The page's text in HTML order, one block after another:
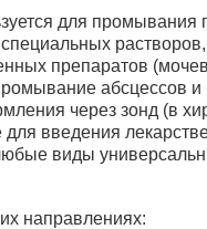
для промывания
растворов,
препаратов
абсцессов и
через зонд (в
для введения
виды
направлениях: